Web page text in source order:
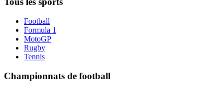
Football
Formula 1
MotoGP
Rugby
Tennis
Championnats de football